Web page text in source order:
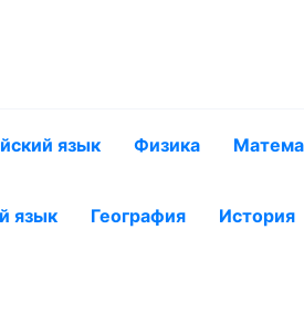
язык Физика
язык География История